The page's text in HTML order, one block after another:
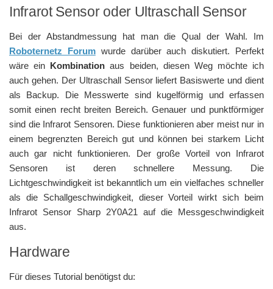
Infrarot Sensor oder Ultraschall Sensor
Bei der Abstandmessung hat man die Qual der Wahl. Im
Roboternetz Forumwurde darüber auch diskutiert. Perfekt
wäre ein Kombination aus beiden, diesen Weg möchte ich
auch gehen. Der Ultraschall Sensor liefert Basiswerte und dient
als Backup. Die Messwerte sind kugelförmig und erfassen
somit einen recht breiten Bereich. Genauer und punktförmiger
sind die Infrarot Sensoren. Diese funktionieren aber meist nur in
einem begrenzten Bereich gut und können bei starkem Licht
auch gar nicht funktionieren. Der große Vorteil von Infrarot
Sensoren ist deren schnellere Messung. Die
Lichtgeschwindigkeit ist bekanntlich um ein vielfaches schneller
als die Schallgeschwindigkeit, dieser Vorteil wirkt sich beim
Infrarot Sensor Sharp 2Y0A21 auf die Messgeschwindigkeit
aus.
Hardware
Für dieses Tutorial benötigst du: